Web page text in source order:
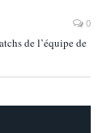
0
de l’équipe de